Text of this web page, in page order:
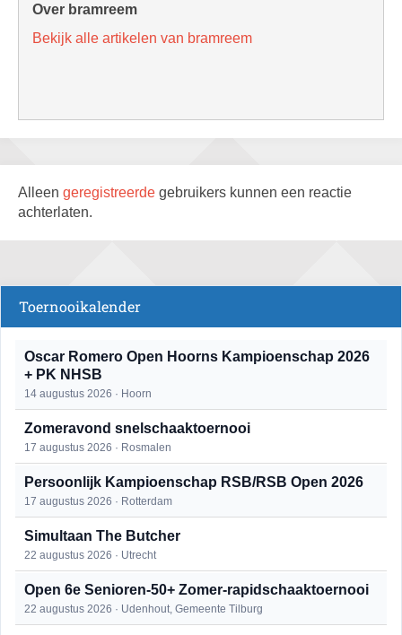
Over bramreem
Bekijk alle artikelen van bramreem
Alleen geregistreerde gebruikers kunnen een reactie
achterlaten.
Toernooikalender
Oscar Romero Open Hoorns Kampioenschap 2026
+ PK NHSB
14 augustus 2026 · Hoorn
Zomeravond snelschaaktoernooi
17 augustus 2026 · Rosmalen
Persoonlijk Kampioenschap RSB/RSB Open 2026
17 augustus 2026 · Rotterdam
Simultaan The Butcher
22 augustus 2026 · Utrecht
Open 6e Senioren-50+ Zomer-rapidschaaktoernooi
22 augustus 2026 · Udenhout, Gemeente Tilburg